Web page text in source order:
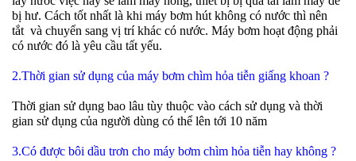
bị hư. Cách tốt nhất là khi máy bơm hút không có nước thì nên
tắt và chuyển sang vị trí khác có nước. Máy bơm hoạt động phải
có nước đó là yêu cầu tất yếu.
2.Thời gian sử dụng của máy bơm chìm hỏa tiễn giấng khoan ?
Thời gian sử dụng bao lâu tùy thuộc vào cách sử dụng và thời
gian sử dụng của người dùng có thể lên tới 10 năm
3.Có được bôi dầu trơn cho máy bơm chìm hỏa tiễn hay không ?